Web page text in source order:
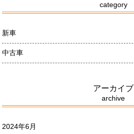
category
新車
中古車
アーカイブ
archive
2024年6月